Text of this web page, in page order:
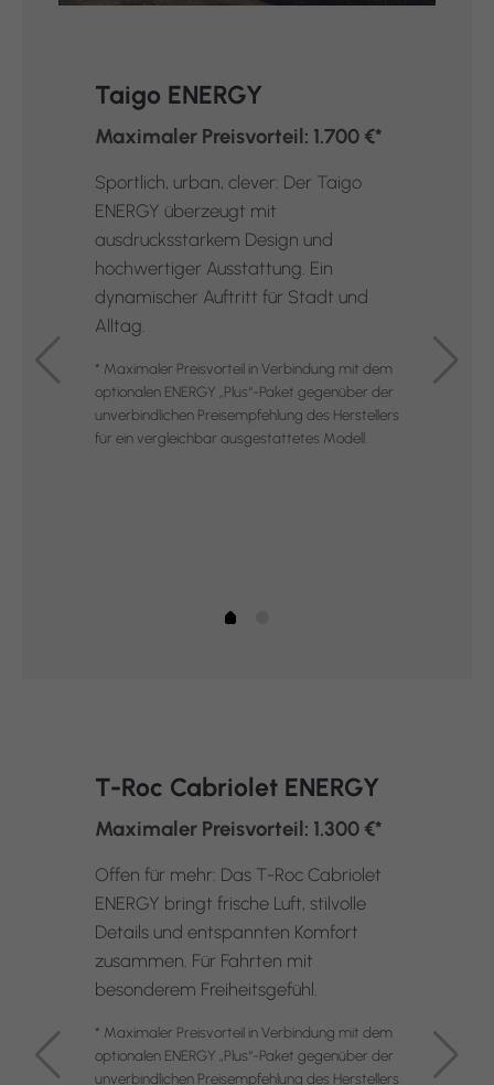
Taigo ENERGY
Maximaler Preisvorteil: 1.700 €*
Sportlich, urban, clever: Der Taigo
ENERGY überzeugt mit
ausdrucksstarkem Design und
hochwertiger Ausstattung. Ein
dynamischer Auftritt für Stadt und
Alltag.
* Maximaler Preisvorteil in Verbindung mit dem
optionalen ENERGY „Plus“-Paket gegenüber der
unverbindlichen Preisempfehlung des Herstellers
für ein vergleichbar ausgestattetes Modell.
T-Roc Cabriolet ENERGY
Maximaler Preisvorteil: 1.300 €*
Offen für mehr: Das T-Roc Cabriolet
ENERGY bringt frische Luft, stilvolle
Details und entspannten Komfort
zusammen. Für Fahrten mit
besonderem Freiheitsgefühl.
* Maximaler Preisvorteil in Verbindung mit dem
optionalen ENERGY „Plus“-Paket gegenüber der
unverbindlichen Preisempfehlung des Herstellers